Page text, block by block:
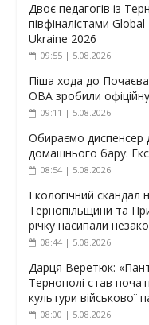
Двоє педагогів із
півфіналістами
Ukraine 2026
09:55 | 5.08.2026
Піша хода до
ОВА зробили
09:11 | 5.08.2026
Обираємо диспенсер
домашнього бару:
08:54 | 5.08.2026
Екологічний скандал
Тернопільщини та
річку насипали
08:44 | 5.08.2026
Дарця Веретюк:
Тернополі став
культури військової
08:00 | 5.08.2026